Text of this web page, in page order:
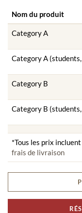
Nom du produit
Category A
Category A
Category B
Category B
*Tous les prix incluent
frais de livraison